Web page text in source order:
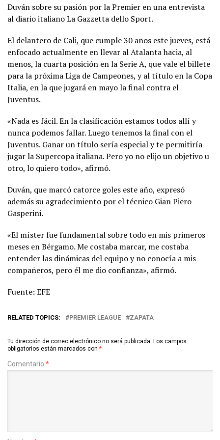
Duván sobre su pasión por la Premier en una entrevista
al diario italiano La Gazzetta dello Sport.
El delantero de Cali, que cumple 30 años este jueves, está
enfocado actualmente en llevar al Atalanta hacia, al
menos, la cuarta posición en la Serie A, que vale el billete
para la próxima Liga de Campeones, y al título en la Copa
Italia, en la que jugará en mayo la final contra el
Juventus.
«Nada es fácil. En la clasificación estamos todos allí y
nunca podemos fallar. Luego tenemos la final con el
Juventus. Ganar un título sería especial y te permitiría
jugar la Supercopa italiana. Pero yo no elijo un objetivo u
otro, lo quiero todo», afirmó.
Duván, que marcó catorce goles este año, expresó
además su agradecimiento por el técnico Gian Piero
Gasperini.
«El míster fue fundamental sobre todo en mis primeros
meses en Bérgamo. Me costaba marcar, me costaba
entender las dinámicas del equipo y no conocía a mis
compañeros, pero él me dio confianza», afirmó.
Fuente: EFE
RELATED TOPICS: PREMIER LEAGUE ZAPATA
Tu dirección de correo electrónico no será publicada. Los campos
obligatorios están marcados con *
Comentario *